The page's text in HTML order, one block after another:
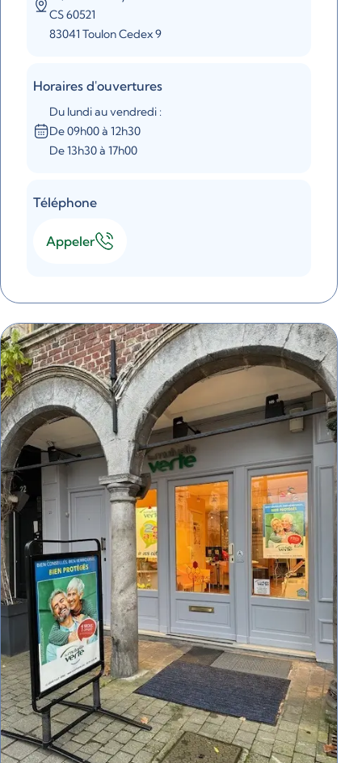
CS 60521
83041 Toulon Cedex 9
Horaires d'ouvertures
Du lundi au vendredi :
De 09h00 à 12h30
De 13h30 à 17h00
Téléphone
Appeler